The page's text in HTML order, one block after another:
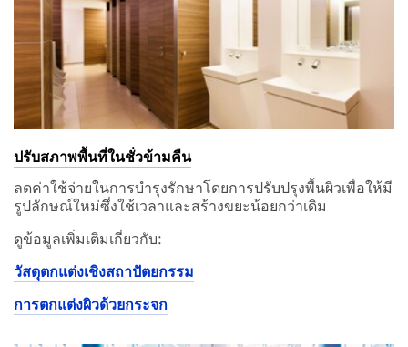
ปรับสภาพพื้นที่ในชั่วข้ามคืน
ลดค่าใช้จ่ายในการบำรุงรักษาโดยการปรับปรุงพื้นผิวเพื่อให้มี
รูปลักษณ์ใหม่ซึ่งใช้เวลาและสร้างขยะน้อยกว่าเดิม
ดูข้อมูลเพิ่มเติมเกี่ยวกับ:
วัสดุตกแต่งเชิงสถาปัตยกรรม
การตกแต่งผิวด้วยกระจก